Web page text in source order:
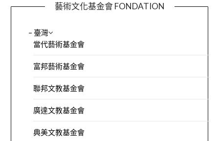
藝術文化基金會 FONDATION
– 臺灣
當代藝術基金會
富邦藝術基金會
聯邦文教基金會
廣達文教基金會
典美文教基金會